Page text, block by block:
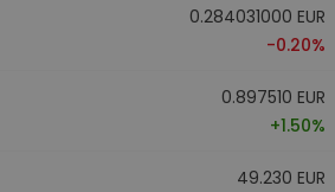
0.284031000 EUR
-0.20%
0.897510 EUR
+1.50%
49.230 EUR